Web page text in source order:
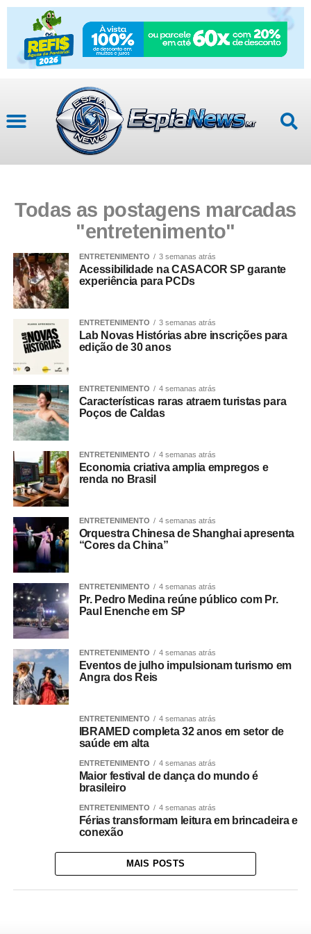
Todas as postagens marcadas
"entretenimento"
ENTRETENIMENTO 3 semanas atrás
Acessibilidade na CASACOR SP garante
experiência para PCDs
ENTRETENIMENTO 3 semanas atrás
Lab Novas Histórias abre inscrições para
edição de 30 anos
ENTRETENIMENTO 4 semanas atrás
Características raras atraem turistas para
Poços de Caldas
ENTRETENIMENTO 4 semanas atrás
Economia criativa amplia empregos e
renda no Brasil
ENTRETENIMENTO 4 semanas atrás
Orquestra Chinesa de Shanghai apresenta
“Cores da China”
ENTRETENIMENTO 4 semanas atrás
Pr. Pedro Medina reúne público com Pr.
Paul Enenche em SP
ENTRETENIMENTO 4 semanas atrás
Eventos de julho impulsionam turismo em
Angra dos Reis
ENTRETENIMENTO 4 semanas atrás
IBRAMED completa 32 anos em setor de
saúde em alta
ENTRETENIMENTO 4 semanas atrás
Maior festival de dança do mundo é
brasileiro
ENTRETENIMENTO 4 semanas atrás
Férias transformam leitura em brincadeira e
conexão
MAIS POSTS